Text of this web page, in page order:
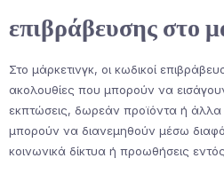
επιβράβευσης στο
Στο μάρκετινγκ, οι κωδικοί
ακολουθίες που μπορούν να
εκπτώσεις, δωρεάν προϊόντα ή άλλα
μπορούν να διανεμηθούν μέσω
κοινωνικά δίκτυα ή προωθήσεις